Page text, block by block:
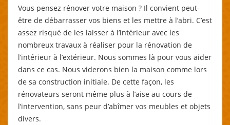
Vous pensez rénover votre maison ? Il convient peut-
être de débarrasser vos biens et les mettre à l’abri. C’est
assez risqué de les laisser à l’intérieur avec les
nombreux travaux à réaliser pour la rénovation de
l’intérieur à l’extérieur. Nous sommes là pour vous aider
dans ce cas. Nous viderons bien la maison comme lors
de sa construction initiale. De cette façon, les
rénovateurs seront même plus à l’aise au cours de
l’intervention, sans peur d’abîmer vos meubles et objets
divers.